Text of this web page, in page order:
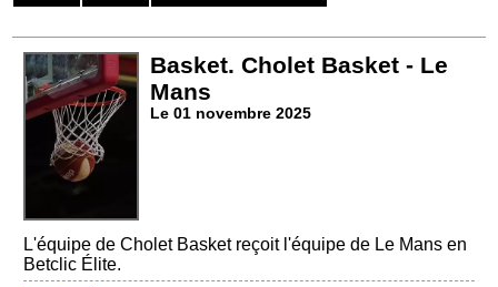
Basket. Cholet Basket - Le
Mans
Le 01 novembre 2025
L'équipe de Cholet Basket reçoit l'équipe de Le Mans en
Betclic Élite.